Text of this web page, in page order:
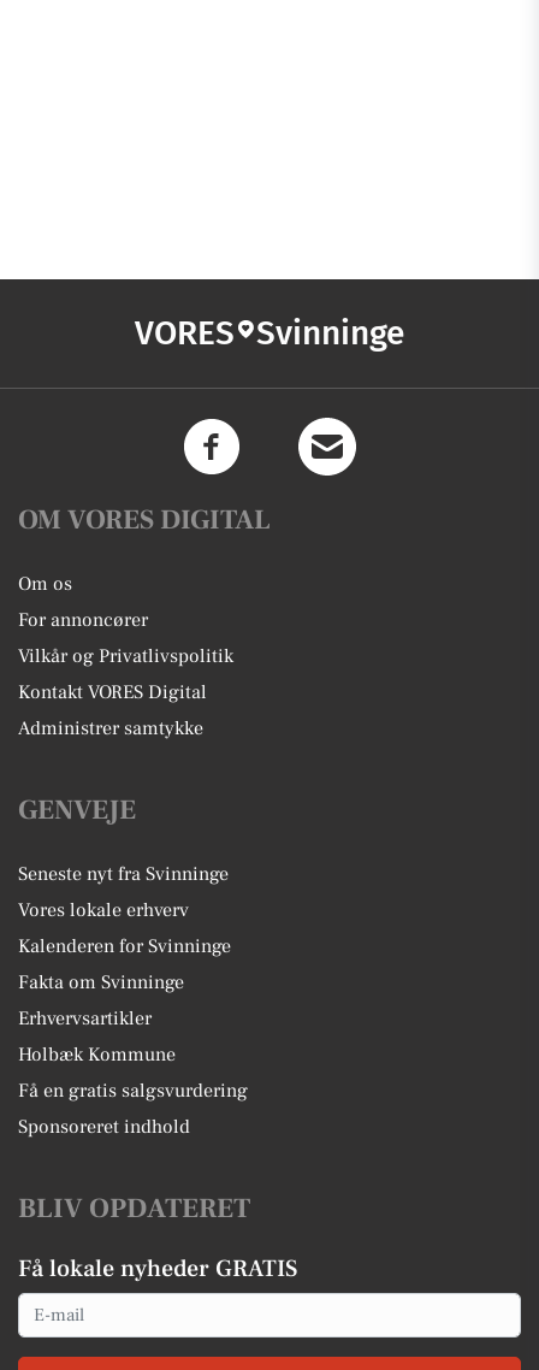
VORES Svinninge
OM VORES DIGITAL
Om os
For annoncører
Vilkår og Privatlivspolitik
Kontakt VORES Digital
Administrer samtykke
GENVEJE
Seneste nyt fra Svinninge
Vores lokale erhverv
Kalenderen for Svinninge
Fakta om Svinninge
Erhvervsartikler
Holbæk Kommune
Få en gratis salgsvurdering
Sponsoreret indhold
BLIV OPDATERET
Få lokale nyheder GRATIS
Email